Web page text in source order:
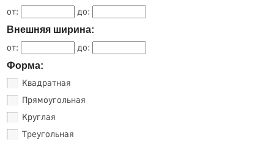
от: до:
Внешняя ширина:
от: до:
Форма:
Квадратная
Прямоугольная
Круглая
Треугольная